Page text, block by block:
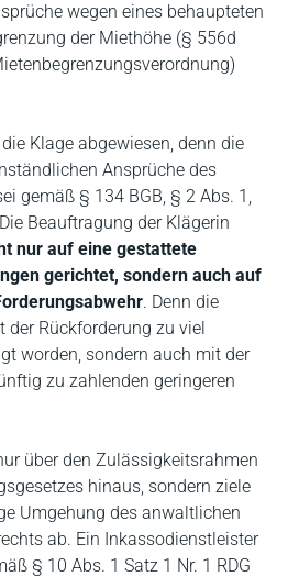
wegen eines behaupteten
der Miethöhe (§ 556d
Klage abgewiesen, denn die
Ansprüche des
gemäß § 134 BGB, § 2 Abs. 1,
Beauftragung der Klägerin
nur auf eine gestattete
gerichtet, sondern auch auf
. Denn die
Rückforderung zu viel
worden, sondern auch mit der
zu zahlenden geringeren
über den Zulässigkeitsrahmen
hinaus, sondern ziele
Umgehung des anwaltlichen
ab. Ein Inkassodienstleister
§ 10 Abs. 1 Satz 1 Nr. 1 RDG